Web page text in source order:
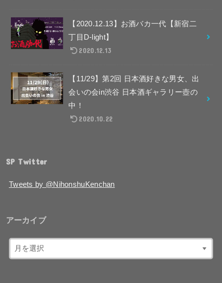
【2020.12.13】お酒バカ一代【新宿二
丁目D-light】
2020.12.13
【11/29】第2回 日本酒好きな男女、出
会いの会in渋谷 日本酒ギャラリー壺の
中！
2020.10.22
SP Twitter
Tweets by @NihonshuKenchan
アーカイブ